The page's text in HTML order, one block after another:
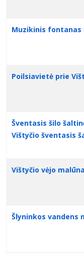
Muzikinis fontanas
Poilsiavietė prie
Šventasis šilo
Vištyčio šventasis
Vištyčio vėjo
Šlyninkos vandens